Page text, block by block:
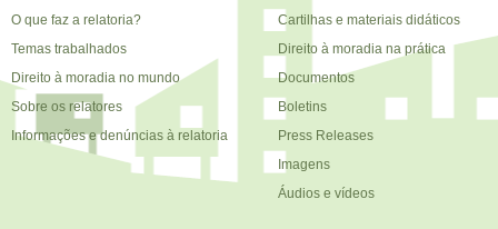
O que faz a relatoria?
Temas trabalhados
Direito à moradia no mundo
Sobre os relatores
Informações e denúncias à relatoria
Cartilhas e materiais didáticos
Direito à moradia na prática
Documentos
Boletins
Press Releases
Imagens
Áudios e vídeos